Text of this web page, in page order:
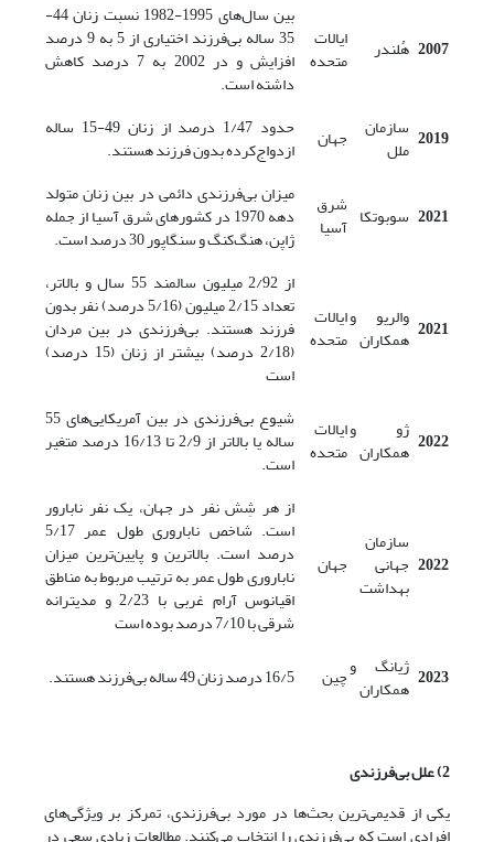
2007 هُلندر ایالات
متحده
بین سال‌های 1995-1982 نسبت زنان 44-
35 ساله بی‌فرزند اختیاری از 5 به 9 درصد
افزایش و در 2002 به 7 درصد کاهش
داشته است.
2019 سازمان
ملل جهان حدود 1/47 درصد از زنان 49-15 ساله
ازدواج‌کرده بدون فرزند هستند.
2021 سوبوتکا شرق
آسیا
میزان بی‌فرزندی دائمی در بین زنان متولد
دهه 1970 در کشورهای شرق آسیا از جمله
ژاپن، هنگ‌کنگ و سنگاپور 30 درصد است.
2021 والریو و
همکاران
ایالات
متحده
از 2/92 میلیون سالمند 55 سال و بالاتر،
تعداد 2/15 میلیون (5/16 درصد) نفر بدون
فرزند هستند. بی‌فرزندی در بین مردان
(2/18 درصد) بیشتر از زنان (15 درصد)
است
2022 ژو و
همکاران
ایالات
متحده
شیوع بی‌فرزندی در بین آمریکایی‌های 55
ساله یا بالاتر از 2/9 تا 16/13 درصد متغیر
است.
2022
سازمان
جهانی
بهداشت
جهان
از هر شِش نفر در جهان، یک نفر نابارور
است. شاخص ناباروری طول عمر 5/17
درصد است. بالاترین و پایین‌ترین میزان
ناباروری طول عمر به ترتیب مربوط به مناطق
اقیانوس آرام غربی با 2/23 و مدیترانه
شرقی با 7/10 درصد بوده است
2023 ژیانگ و
همکاران چین 16/5 درصد زنان 49 ساله بی‌فرزند هستند.
2) علل بی‌فرزندی
یکی از قدیمی‌ترین بحث‌ها در مورد بی‌فرزندی، تمرکز بر ویژگی‌های